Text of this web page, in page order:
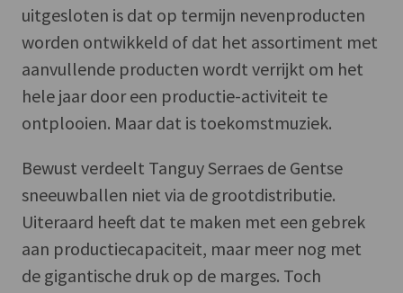
uitgesloten is dat op termijn nevenproducten
worden ontwikkeld of dat het assortiment met
aanvullende producten wordt verrijkt om het
hele jaar door een productie-activiteit te
ontplooien. Maar dat is toekomstmuziek.
Bewust verdeelt Tanguy Serraes de Gentse
sneeuwballen niet via de grootdistributie.
Uiteraard heeft dat te maken met een gebrek
aan productiecapaciteit, maar meer nog met
de gigantische druk op de marges. Toch